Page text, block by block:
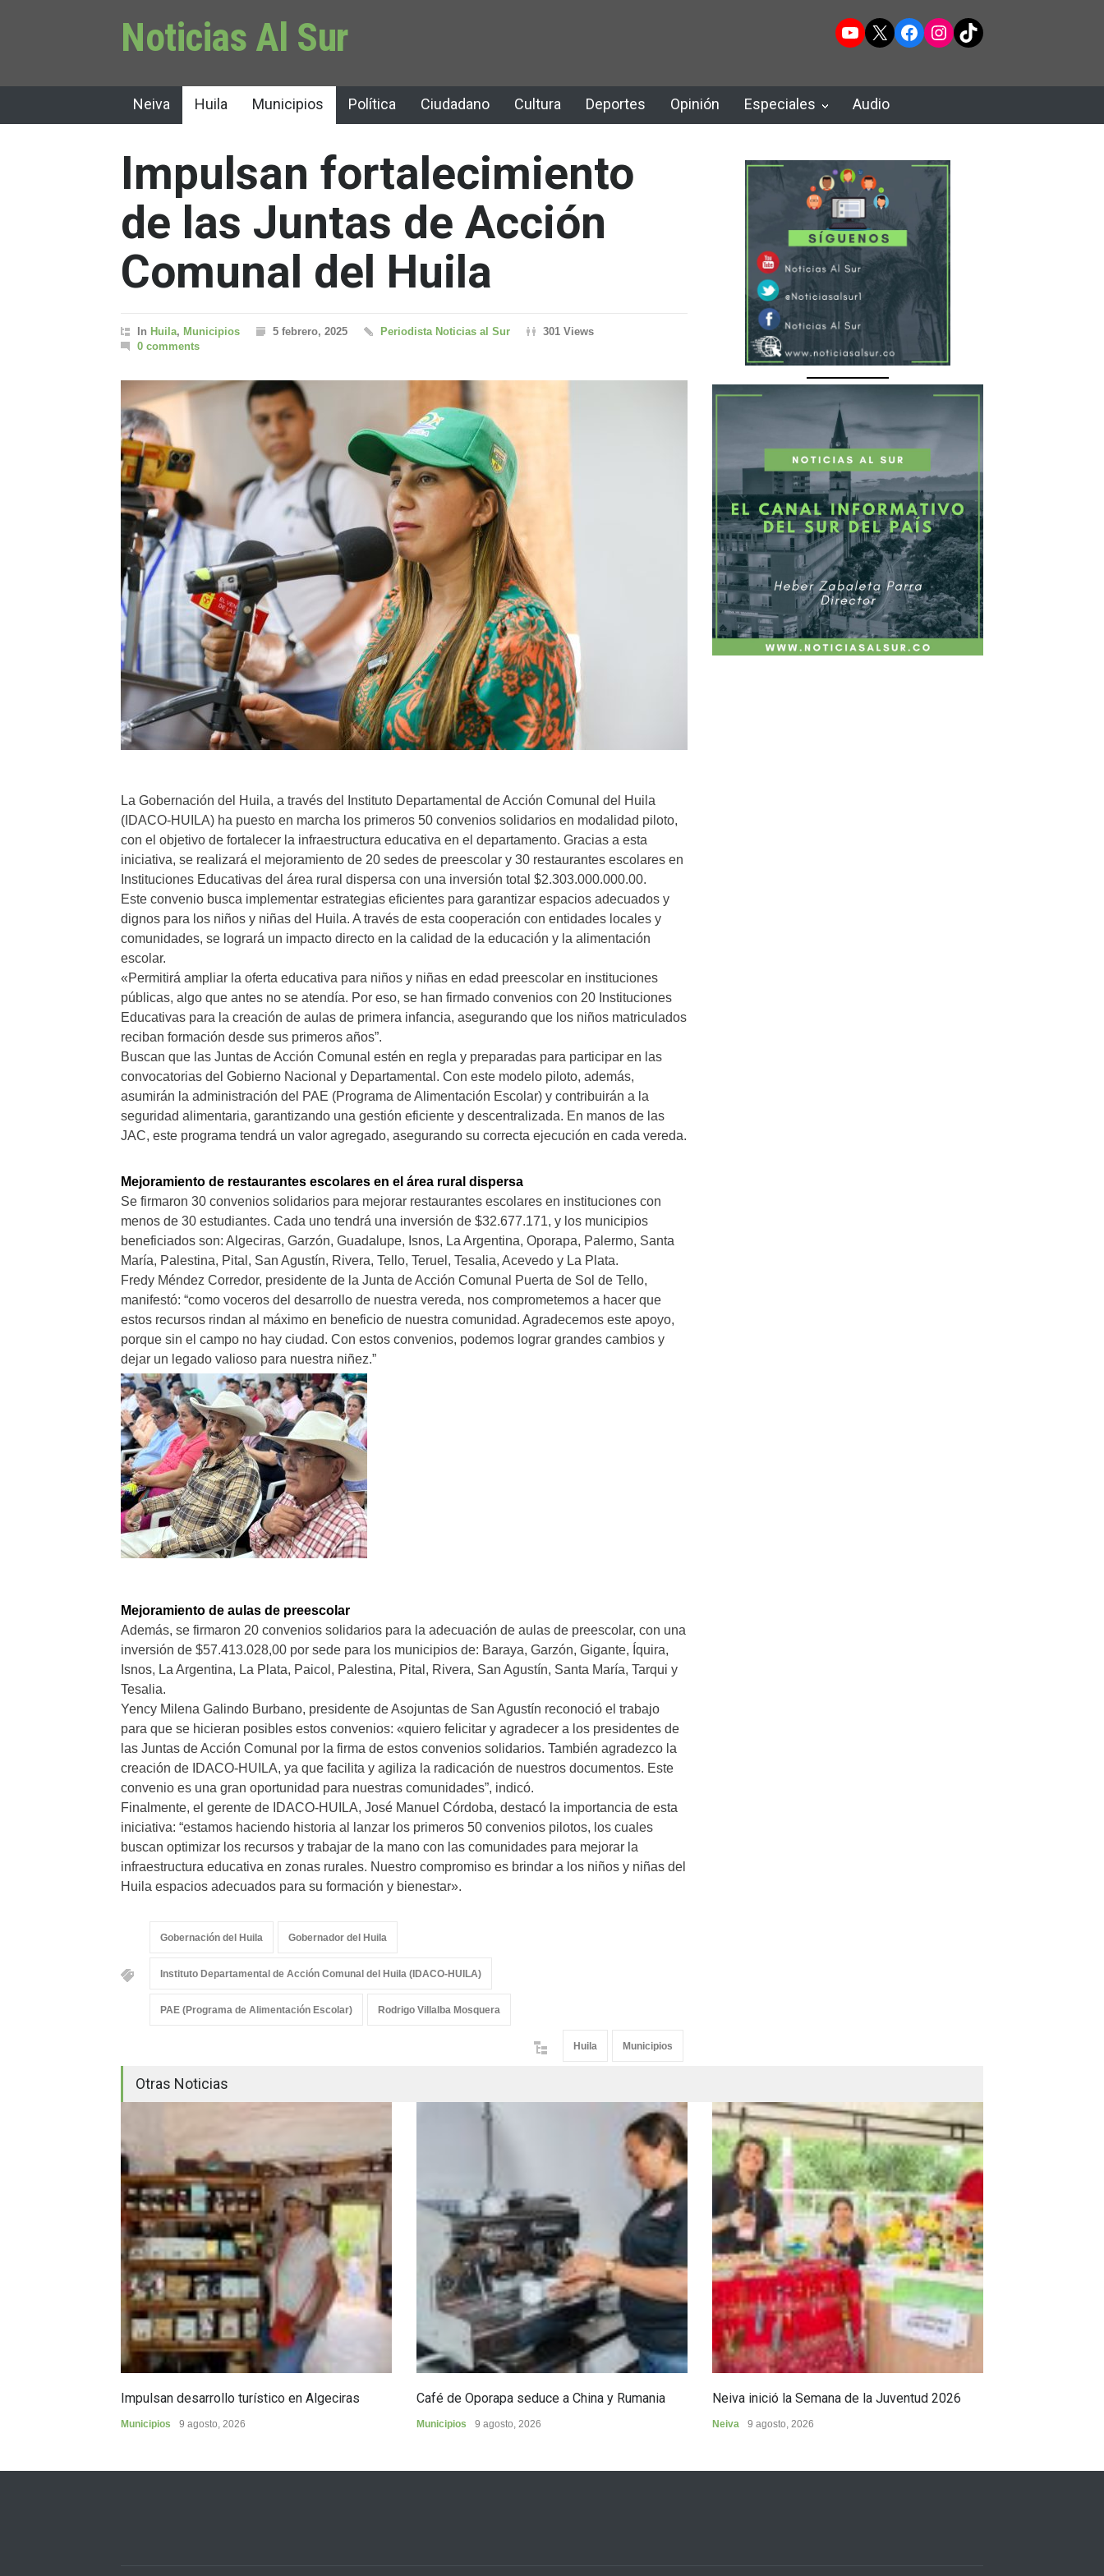
Noticias Al Sur YouTube
X Facebook
Instagram
TikTok
Neiva Huila Municipios Política Ciudadano Cultura Deportes Opinión Especiales Audio
Impulsan fortalecimiento
de las Juntas de Acción
Comunal del Huila
In Huila, Municipios 5 febrero, 2025 Periodista Noticias al Sur
301 Views
0 comments
La Gobernación del Huila, a través del Instituto Departamental de Acción Comunal del Huila
(IDACO-HUILA) ha puesto en marcha los primeros 50 convenios solidarios en modalidad piloto,
con el objetivo de fortalecer la infraestructura educativa en el departamento. Gracias a esta
iniciativa, se realizará el mejoramiento de 20 sedes de preescolar y 30 restaurantes escolares en
Instituciones Educativas del área rural dispersa con una inversión total $2.303.000.000.00.
Este convenio busca implementar estrategias eficientes para garantizar espacios adecuados y
dignos para los niños y niñas del Huila. A través de esta cooperación con entidades locales y
comunidades, se logrará un impacto directo en la calidad de la educación y la alimentación
escolar.
«Permitirá ampliar la oferta educativa para niños y niñas en edad preescolar en instituciones
públicas, algo que antes no se atendía. Por eso, se han firmado convenios con 20 Instituciones
Educativas para la creación de aulas de primera infancia, asegurando que los niños matriculados
reciban formación desde sus primeros años”.
Buscan que las Juntas de Acción Comunal estén en regla y preparadas para participar en las
convocatorias del Gobierno Nacional y Departamental. Con este modelo piloto, además,
asumirán la administración del PAE (Programa de Alimentación Escolar) y contribuirán a la
seguridad alimentaria, garantizando una gestión eficiente y descentralizada. En manos de las
JAC, este programa tendrá un valor agregado, asegurando su correcta ejecución en cada vereda.
Mejoramiento de restaurantes escolares en el área rural dispersa
Se firmaron 30 convenios solidarios para mejorar restaurantes escolares en instituciones con
menos de 30 estudiantes. Cada uno tendrá una inversión de $32.677.171, y los municipios
beneficiados son: Algeciras, Garzón, Guadalupe, Isnos, La Argentina, Oporapa, Palermo, Santa
María, Palestina, Pital, San Agustín, Rivera, Tello, Teruel, Tesalia, Acevedo y La Plata.
Fredy Méndez Corredor, presidente de la Junta de Acción Comunal Puerta de Sol de Tello,
manifestó: “como voceros del desarrollo de nuestra vereda, nos comprometemos a hacer que
estos recursos rindan al máximo en beneficio de nuestra comunidad. Agradecemos este apoyo,
porque sin el campo no hay ciudad. Con estos convenios, podemos lograr grandes cambios y
dejar un legado valioso para nuestra niñez.”
Mejoramiento de aulas de preescolar
Además, se firmaron 20 convenios solidarios para la adecuación de aulas de preescolar, con una
inversión de $57.413.028,00 por sede para los municipios de: Baraya, Garzón, Gigante, Íquira,
Isnos, La Argentina, La Plata, Paicol, Palestina, Pital, Rivera, San Agustín, Santa María, Tarqui y
Tesalia.
Yency Milena Galindo Burbano, presidente de Asojuntas de San Agustín reconoció el trabajo
para que se hicieran posibles estos convenios: «quiero felicitar y agradecer a los presidentes de
las Juntas de Acción Comunal por la firma de estos convenios solidarios. También agradezco la
creación de IDACO-HUILA, ya que facilita y agiliza la radicación de nuestros documentos. Este
convenio es una gran oportunidad para nuestras comunidades”, indicó.
Finalmente, el gerente de IDACO-HUILA, José Manuel Córdoba, destacó la importancia de esta
iniciativa: “estamos haciendo historia al lanzar los primeros 50 convenios pilotos, los cuales
buscan optimizar los recursos y trabajar de la mano con las comunidades para mejorar la
infraestructura educativa en zonas rurales. Nuestro compromiso es brindar a los niños y niñas del
Huila espacios adecuados para su formación y bienestar».
Gobernación del Huila Gobernador del Huila
Instituto Departamental de Acción Comunal del Huila (IDACO-HUILA)
PAE (Programa de Alimentación Escolar) Rodrigo Villalba Mosquera
Huila Municipios
Otras Noticias
Impulsan desarrollo turístico en Algeciras
Municipios 9 agosto, 2026
Café de Oporapa seduce a China y Rumania
Municipios 9 agosto, 2026
Neiva inició la Semana de la Juventud 2026
Neiva 9 agosto, 2026